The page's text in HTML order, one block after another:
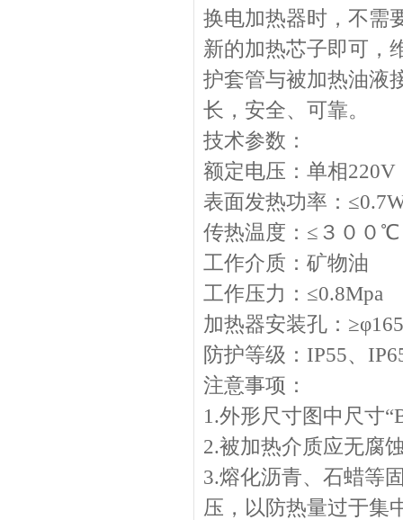
换电加热器时，不需
新的加热芯子即可，
护套管与被加热油液
长，安全、可靠。
技术参数：
额定电压：单相
表面发热功率：
传热温度：≤３００℃
工作介质：矿物油
工作压力：≤0.8Mpa
加热器安装孔：
防护等级：IP55、
注意事项：
1.外形尺寸图中尺寸
2.被加热介质应无腐
3.熔化沥青、石蜡等
压，以防热量过于